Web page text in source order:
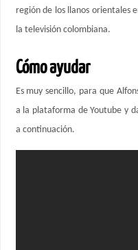
región de los llanos orientales
la televisión colombiana.
Cómo ayudar
Es muy sencillo, para que
a la plataforma de Youtube y
a continuación.